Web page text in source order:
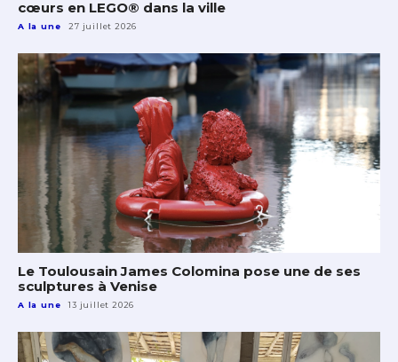
cœurs en LEGO® dans la ville
A la une 27 juillet 2026
Le Toulousain James Colomina pose une de ses
sculptures à Venise
A la une 13 juillet 2026